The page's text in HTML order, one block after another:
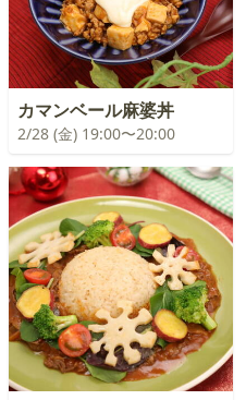
カマンベール麻婆丼
2/28 (金) 19:00〜20:00